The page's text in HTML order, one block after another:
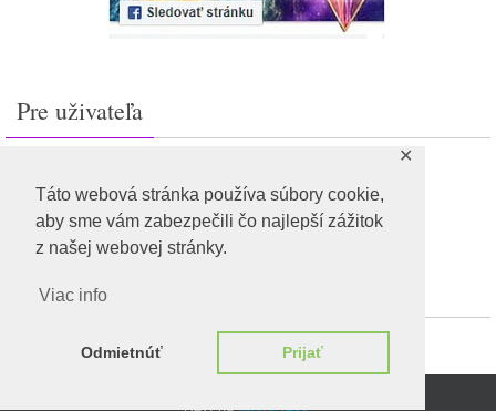
Táto webová stránka používa súbory cookie,
aby sme vám zabezpečili čo najlepší zážitok
z našej webovej stránky.
Viac info
Odmietnúť Prijať
✕
Pre uživateľa
Feed záznamov
RSS feed komentárov
WordPress.org